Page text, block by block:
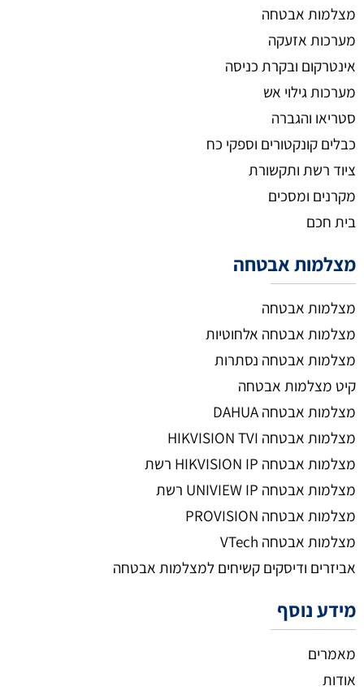
מצלמות אבטחה
מערכות אזעקה
אינטרקום ובקרת כניסה
מערכות גילוי אש
סטריאו והגברה
כבלים קונקטורים וספקי כח
ציוד רשת ותקשורת
מקרנים ומסכים
בית חכם
מצלמות אבטחה
מצלמות אבטחה
מצלמות אבטחה אלחוטיות
מצלמות אבטחה נסתרות
קיט מצלמות אבטחה
מצלמות אבטחה DAHUA
מצלמות אבטחה HIKVISION TVI
מצלמות אבטחה HIKVISION IP רשת
מצלמות אבטחה UNIVIEW IP רשת
מצלמות אבטחה PROVISION
מצלמות אבטחה VTech
אביזרים ודיסקים קשיחים למצלמות אבטחה
מידע נוסף
מאמרים
אודות